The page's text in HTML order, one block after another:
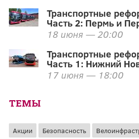
Транспортные
Часть 2: Пермь и
18 июня — 20:00
Транспортные
Часть 1: Нижний
17 июня — 18:00
ТЕМЫ
Акции Безопасность